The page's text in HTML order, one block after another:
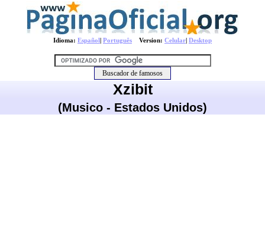
Idioma: Español| Português Version: Celular| Desktop
Xzibit
(Musico - Estados Unidos)